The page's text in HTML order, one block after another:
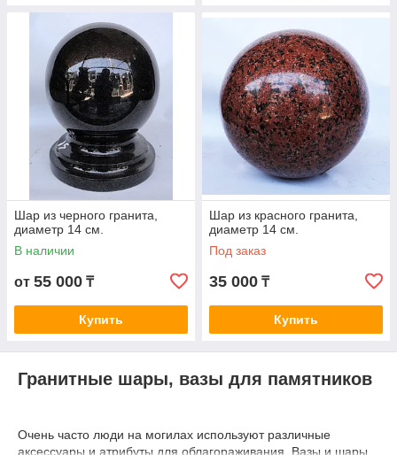
Шар из черного гранита,
диаметр 14 см.
В наличии
от 55 000 ₸
Купить
Шар из красного гранита,
диаметр 14 см.
Под заказ
35 000 ₸
Купить
Гранитные шары, вазы для памятников
Очень часто люди на могилах используют различные
аксессуары и атрибуты для облагораживания. Вазы и шары